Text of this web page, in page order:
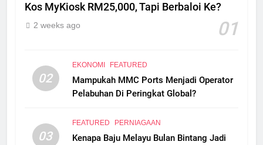
Kos MyKiosk RM25,000, Tapi Berbaloi Ke?
01
2 weeks ago
02
EKONOMI FEATURED
Mampukah MMC Ports Menjadi Operator
Pelabuhan Di Peringkat Global?
03
FEATURED PERNIAGAAN
Kenapa Baju Melayu Bulan Bintang Jadi